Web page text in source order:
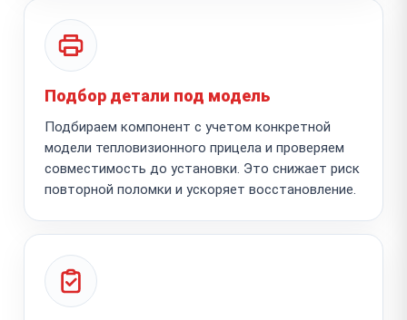
Подбор детали под модель
Подбираем компонент с учетом конкретной
модели тепловизионного прицела и проверяем
совместимость до установки. Это снижает риск
повторной поломки и ускоряет восстановление.